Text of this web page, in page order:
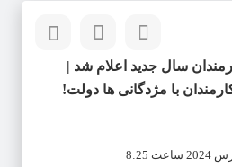
سال جدید اعلام شد |
با مژدگانی ها دولت!